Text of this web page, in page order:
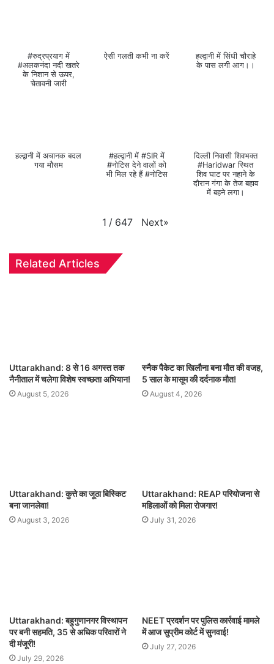
#रुद्रप्रयाग में
#अलकनंदा नदी खतरे
के निशान से ऊपर,
चेतावनी जारी
ऐसी गलती कभी ना करें
हल्द्वानी में सिंधी चौराहे
के पास लगी आग।।
हल्द्वानी में अचानक बदल
गया मौसम
#हल्द्वानी में #SIR में
#नोटिस देने वालों को
भी मिल रहे हैं #नोटिस
दिल्ली निवासी शिवभक्त
#Haridwar स्थित
शिव घाट पर नहाने के
दौरान गंगा के तेज बहाव
में बहने लगा।
1 / 647 Next»
Related Articles
Uttarakhand: 8 से 16 अगस्त तक
नैनीताल में चलेगा विशेष स्वच्छता अभियान!
August 5, 2026
स्नैक पैकेट का खिलौना बना मौत की वजह,
5 साल के मासूम की दर्दनाक मौत!
August 4, 2026
Uttarakhand: कुत्ते का जूठा बिस्किट
बना जानलेवा!
August 3, 2026
Uttarakhand: REAP परियोजना से
महिलाओं को मिला रोजगार!
July 31, 2026
Uttarakhand: बहुगुणानगर विस्थापन
पर बनी सहमति, 35 से अधिक परिवारों ने
दी मंजूरी!
July 29, 2026
NEET प्रदर्शन पर पुलिस कार्रवाई मामले
में आज सुप्रीम कोर्ट में सुनवाई!
July 27, 2026